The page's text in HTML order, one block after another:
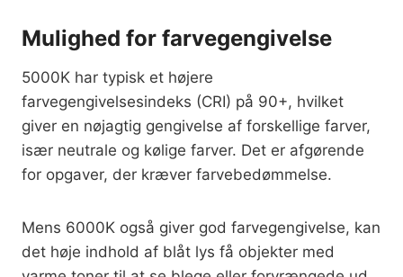
Mulighed for farvegengivelse
5000K har typisk et højere
farvegengivelsesindeks (CRI) på 90+, hvilket
giver en nøjagtig gengivelse af forskellige farver,
især neutrale og kølige farver. Det er afgørende
for opgaver, der kræver farvebedømmelse.
Mens 6000K også giver god farvegengivelse, kan
det høje indhold af blåt lys få objekter med